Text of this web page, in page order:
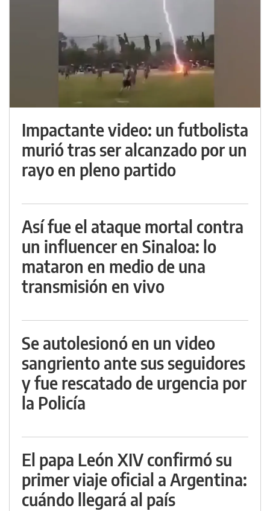
Impactante video: un futbolista
murió tras ser alcanzado por un
rayo en pleno partido
Así fue el ataque mortal contra
un influencer en Sinaloa: lo
mataron en medio de una
transmisión en vivo
Se autolesionó en un video
sangriento ante sus seguidores
y fue rescatado de urgencia por
la Policía
El papa León XIV confirmó su
primer viaje oficial a Argentina:
cuándo llegará al país